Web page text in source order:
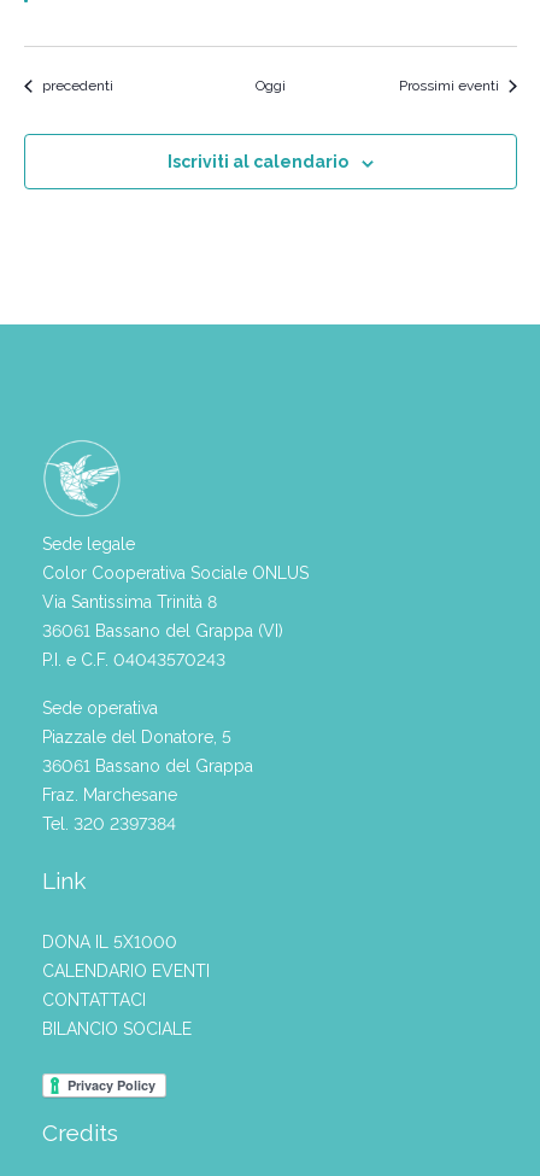
Eventi
precedenti Oggi Prossimi eventi
Iscriviti al calendario
Sede legale
Color Cooperativa Sociale ONLUS
Via Santissima Trinità 8
36061 Bassano del Grappa (VI)
P.I. e C.F. 04043570243
Sede operativa
Piazzale del Donatore, 5
36061 Bassano del Grappa
Fraz. Marchesane
Tel. 320 2397384
Link
DONA IL 5X1000
CALENDARIO EVENTI
CONTATTACI
BILANCIO SOCIALE
Credits